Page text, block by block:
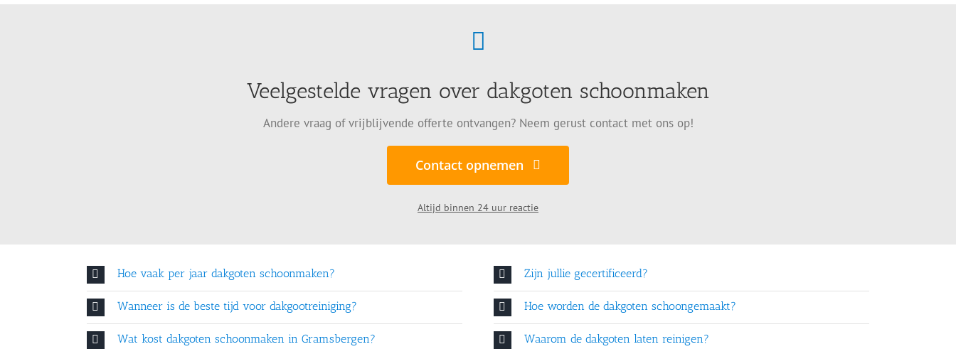
Veelgestelde vragen over dakgoten schoonmaken
Andere vraag of vrijblijvende offerte ontvangen? Neem gerust contact met ons op!
Contact opnemen
Altijd binnen 24 uur reactie
Hoe vaak per jaar dakgoten schoonmaken?
Wanneer is de beste tijd voor dakgootreiniging?
Wat kost dakgoten schoonmaken in Gramsbergen?
Zijn jullie gecertificeerd?
Hoe worden de dakgoten schoongemaakt?
Waarom de dakgoten laten reinigen?